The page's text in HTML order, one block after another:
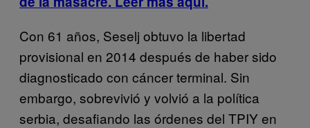
Con 61 años, Seselj obtuvo la libertad
provisional en 2014 después de haber sido
diagnosticado con cáncer terminal. Sin
embargo, sobrevivió y volvió a la política
serbia, desafiando las órdenes del TPIY en